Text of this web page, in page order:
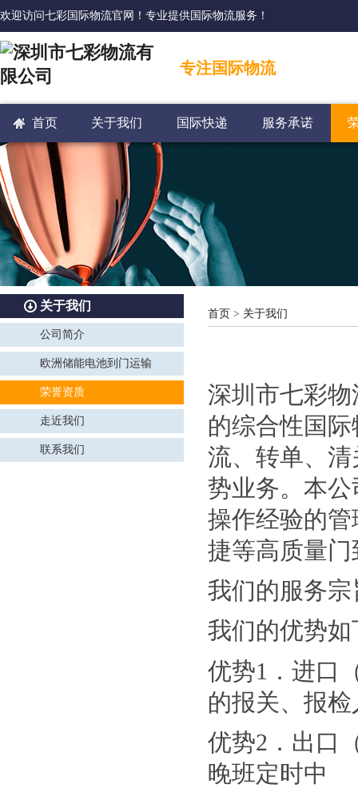
欢迎访问七彩国际物流官网！专业提供国际物流服务！
专注国际物流
首页 关于我们 国际快递 服务承诺
关于我们
公司简介
欧洲储能电池到门运输
荣誉资质
走近我们
联系我们
首页 > 关于我们
深圳市七彩
的综合性国
流、转单、
势业务。本
操作经验的
捷等高质量
我们的服务
我们的优势如
优势1．进口
的报关、报
优势2．出口
晚班定时中